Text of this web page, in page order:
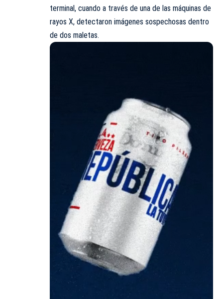
terminal, cuando a través de una de las máquinas de
rayos X, detectaron imágenes sospechosas dentro
de dos maletas.